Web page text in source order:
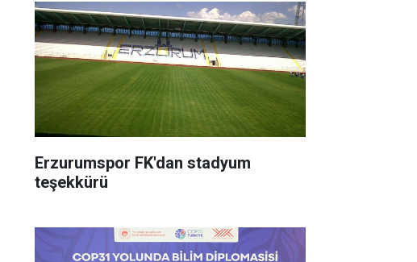
Erzurumspor FK'dan stadyum
teşekkürü